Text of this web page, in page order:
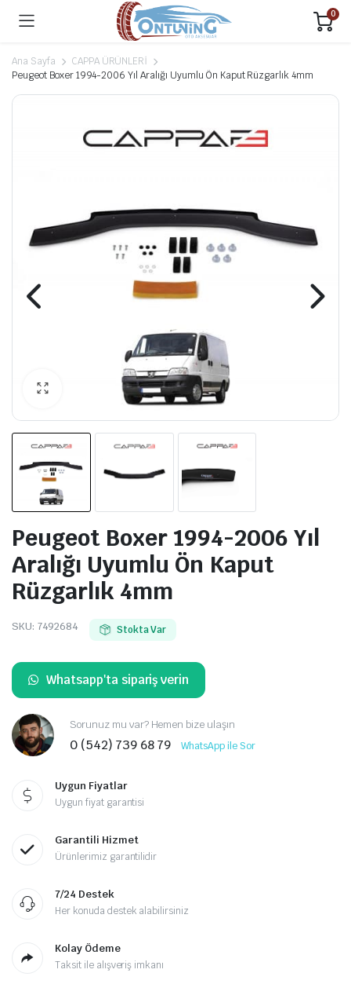
0
Ana Sayfa
CAPPA ÜRÜNLERİ
Peugeot Boxer 1994-2006 Yıl Aralığı Uyumlu Ön Kaput Rüzgarlık 4mm
Peugeot Boxer 1994-2006 Yıl
Aralığı Uyumlu Ön Kaput
Rüzgarlık 4mm
SKU: 7492684 Stokta Var
Whatsapp'ta sipariş verin
Sorunuz mu var? Hemen bize ulaşın
0 (542) 739 68 79 WhatsApp ile Sor
Uygun Fiyatlar
Uygun fiyat garantisi
Garantili Hizmet
Ürünlerimiz garantilidir
7/24 Destek
Her konuda destek alabilirsiniz
Kolay Ödeme
Taksit ile alışveriş imkanı